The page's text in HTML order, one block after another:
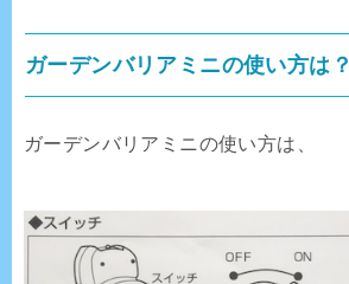
ガーデンバリアミニの使い方は？
ガーデンバリアミニの使い方は、